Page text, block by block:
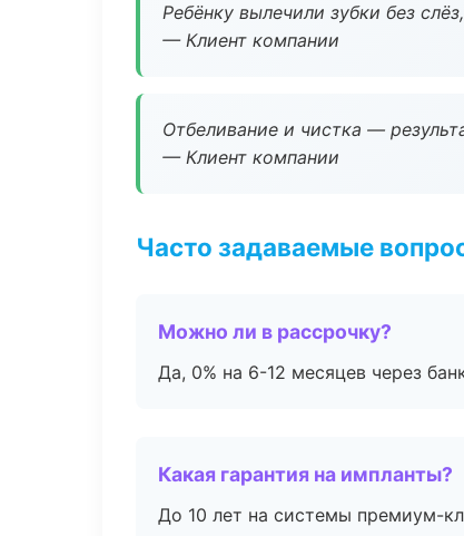
Ребёнку вылечили зубки без
— Клиент компании
Отбеливание и чистка —
— Клиент компании
Часто задаваемые
Можно ли в рассрочку?
Да, 0% на 6-12 месяцев через
Какая гарантия на импланты?
До 10 лет на системы премиум-